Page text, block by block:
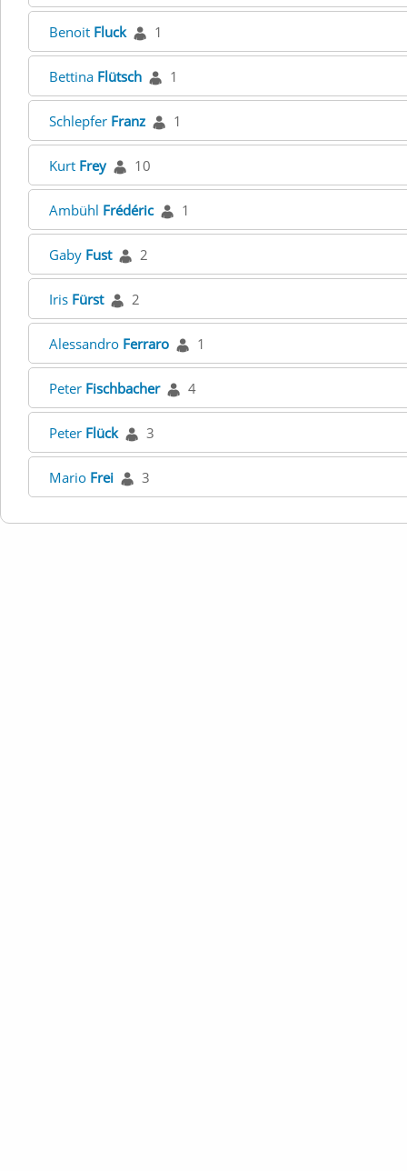
Benoit Fluck 1
Bettina Flütsch 1
Schlepfer Franz 1
Kurt Frey 10
Ambühl Frédéric 1
Gaby Fust 2
Iris Fürst 2
Alessandro Ferraro 1
Peter Fischbacher 4
Peter Flück 3
Mario Frei 3